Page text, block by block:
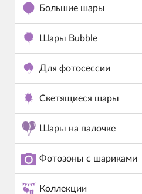
Большие шары
Шары Bubble
Для фотосессии
Светящиеся шары
Шары на палочке
Фотозоны с шариками
Коллекции